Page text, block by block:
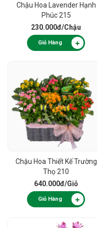
Chậu Hoa Lavender Hạnh
Phúc 215
230.000đ/Chậu
Giỏ Hàng
Chậu Hoa Thiết Kế Trường
Thọ 210
640.000đ/Giỏ
Giỏ Hàng